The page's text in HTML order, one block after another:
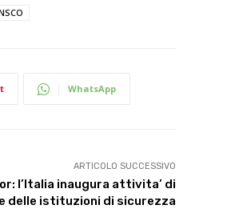
WhatsApp
ARTICOLO SUCCESSIVO
l’Italia inaugura attivita’ di
delle istituzioni di sicurezza